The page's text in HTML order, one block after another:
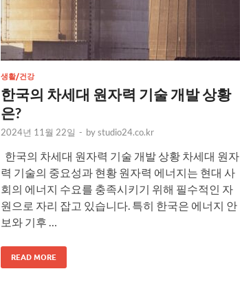
생활/건강
한국의 차세대 원자력 기술 개발 상황
은?
2024년 11월 22일 - bystudio24.co.kr
한국의 차세대 원자력 기술 개발 상황 차세대 원자
력 기술의 중요성과 현황 원자력 에너지는 현대 사
회의 에너지 수요를 충족시키기 위해 필수적인 자
원으로 자리 잡고 있습니다. 특히 한국은 에너지 안
보와 기후 …
READ MORE